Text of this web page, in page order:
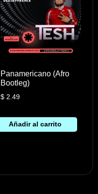
Panamericano (Afro
Bootleg)
$ 2.49
Añadir al carrito